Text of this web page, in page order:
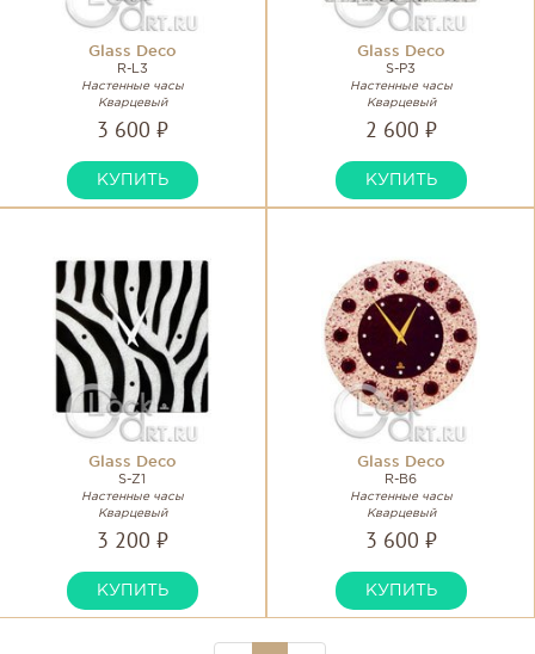
Glass Deco
R-L3
Настенные часы
Кварцевый
3 600 ₽
КУПИТЬ
Glass Deco
S-P3
Настенные часы
Кварцевый
2 600 ₽
КУПИТЬ
Glass Deco
S-Z1
Настенные часы
Кварцевый
3 200 ₽
КУПИТЬ
Glass Deco
R-B6
Настенные часы
Кварцевый
3 600 ₽
КУПИТЬ